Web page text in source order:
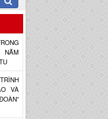
VÀ